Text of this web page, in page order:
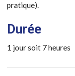
pratique).
Durée
1 jour soit 7 heures